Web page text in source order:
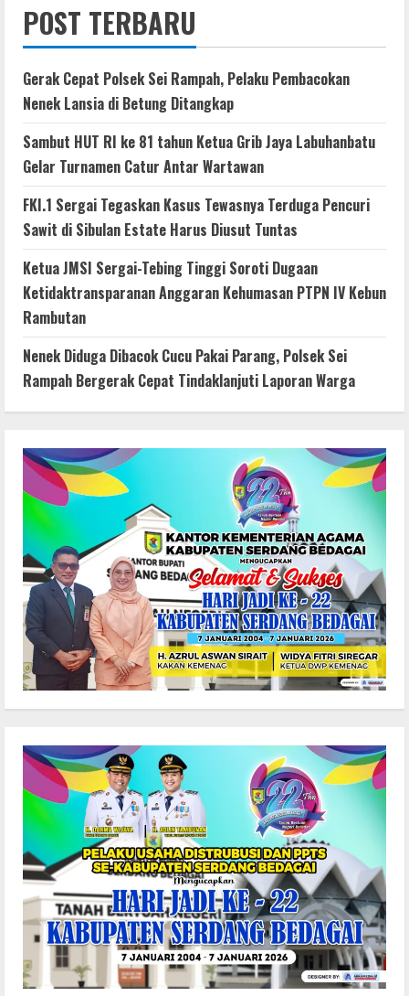
POST TERBARU
Gerak Cepat Polsek Sei Rampah, Pelaku Pembacokan
Nenek Lansia di Betung Ditangkap
Sambut HUT RI ke 81 tahun Ketua Grib Jaya Labuhanbatu
Gelar Turnamen Catur Antar Wartawan
FKI.1 Sergai Tegaskan Kasus Tewasnya Terduga Pencuri
Sawit di Sibulan Estate Harus Diusut Tuntas
Ketua JMSI Sergai-Tebing Tinggi Soroti Dugaan
Ketidaktransparanan Anggaran Kehumasan PTPN IV Kebun
Rambutan
Nenek Diduga Dibacok Cucu Pakai Parang, Polsek Sei
Rampah Bergerak Cepat Tindaklanjuti Laporan Warga